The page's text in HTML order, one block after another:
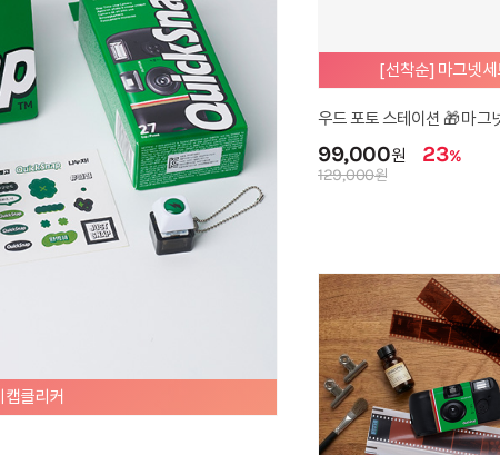
21,900 원
믿고 사는 공식몰 스테디셀러